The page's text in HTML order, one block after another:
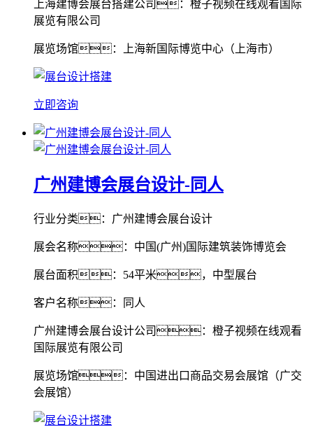
上海建博会展台搭建公司：橙子视频在线观看国际
展览有限公司
展览场馆：上海新国际博览中心（上海市）
立即咨询
广州建博会展台设计-同人
行业分类：广州建博会展台设计
展会名称：中国(广州)国际建筑装饰博览会
展台面积：54平米，中型展台
客户名称：同人
广州建博会展台设计公司：橙子视频在线观看
国际展览有限公司
展览场馆：中国进出口商品交易会展馆（广交
会展馆）